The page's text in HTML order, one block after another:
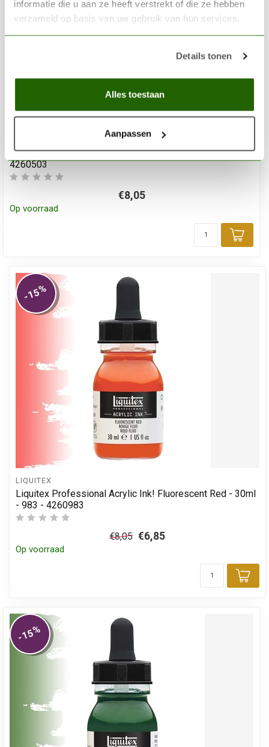
informatie die u aan ze heeft verstrekt of die ze hebben
verzameld op basis van uw gebruik van hun services.
Details tonen
Alles toestaan
Aanpassen
Professional Acryl Ink! Muted Turquoise - 30ml - 503 -
4260503
€8,05
Op voorraad
-15%
LIQUITEX
Liquitex Professional Acrylic Ink! Fluorescent Red - 30ml
- 983 - 4260983
€8,05 €6,85
Op voorraad
-15%